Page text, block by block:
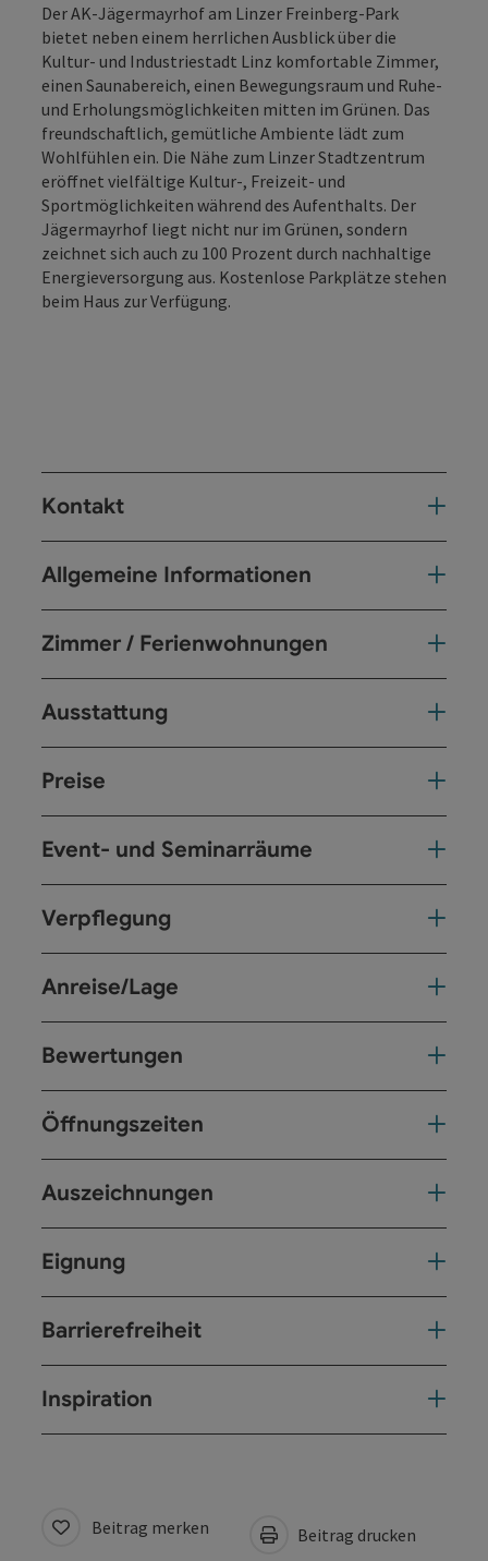
Der AK-Jägermayrhof am Linzer Freinberg-Park
bietet neben einem herrlichen Ausblick über die
Kultur- und Industriestadt Linz komfortable Zimmer,
einen Saunabereich, einen Bewegungsraum und Ruhe-
und Erholungsmöglichkeiten mitten im Grünen. Das
freundschaftlich, gemütliche Ambiente lädt zum
Wohlfühlen ein. Die Nähe zum Linzer Stadtzentrum
eröffnet vielfältige Kultur-, Freizeit- und
Sportmöglichkeiten während des Aufenthalts. Der
Jägermayrhof liegt nicht nur im Grünen, sondern
zeichnet sich auch zu 100 Prozent durch nachhaltige
Energieversorgung aus. Kostenlose Parkplätze stehen
beim Haus zur Verfügung.
Kontakt
Allgemeine Informationen
Zimmer / Ferienwohnungen
Ausstattung
Preise
Event- und Seminarräume
Verpflegung
Anreise/Lage
Bewertungen
Öffnungszeiten
Auszeichnungen
Eignung
Barrierefreiheit
Inspiration
Beitrag merken Beitrag drucken